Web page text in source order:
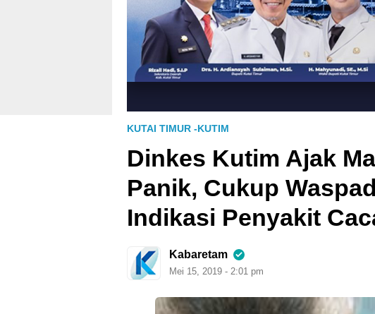
KUTAI TIMUR -KUTIM
Dinkes Kutim Ajak
Panik, Cukup
Indikasi Penyakit
Kabaretam
Mei 15, 2019 - 2:01 pm